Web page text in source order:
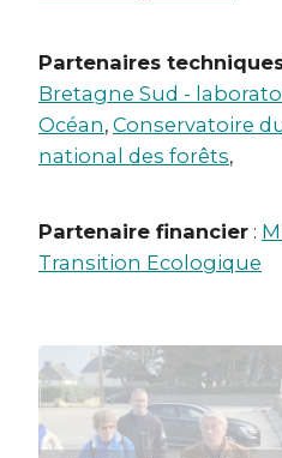
Partenaires
Bretagne Sud -
Océan, Conservatoire
national des forêts,
Partenaire financier :
Transition Ecologique